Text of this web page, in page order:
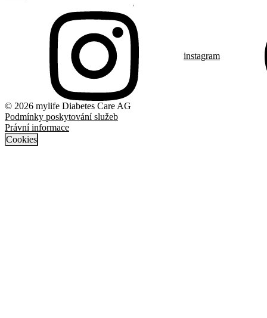
instagram
© 2026 mylife Diabetes Care AG
Podmínky poskytování služeb
Právní informace
Cookies